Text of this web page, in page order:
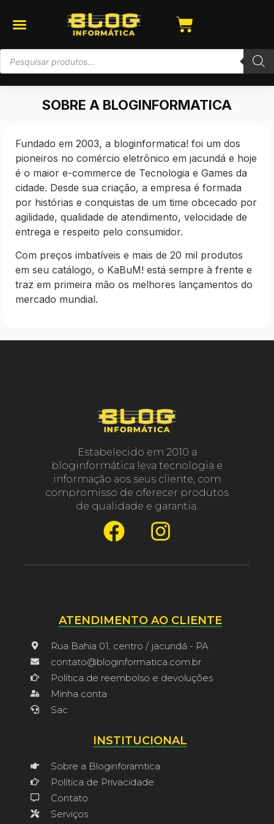
SOBRE A BLOGINFORMATICA
Fundado em 2003, a bloginformatica! foi um dos
pioneiros no comércio eletrônico em jacundá e hoje
é o maior e-commerce de Tecnologia e Games da
cidade. Desde sua criação, a empresa é formada
por histórias e conquistas de um time obcecado por
agilidade, qualidade de atendimento, velocidade de
entrega e respeito pelo consumidor.
Com preços imbatíveis e mais de 20 mil produtos
em seu catálogo, o KaBuM! está sempre à frente e
traz em primeira mão os melhores lançamentos do
mercado mundial.
Estabelecido em 2010 a
bloginformática leva tecnologia e
informação aos seus cliente, com
compromisso de oferecer produtos
de qualidade e garantia.
ATENDIMENTO AO CLIENTE
Rua Bahia 01, centro / jacundá - PA
contato@bloginformatica.com.br
Política de reembolso e devoluções
Minha conta
Sac
INSTITUCIONAL
Sobre a Bloginforamtica
Política de Privacidade
Contato
Serviços